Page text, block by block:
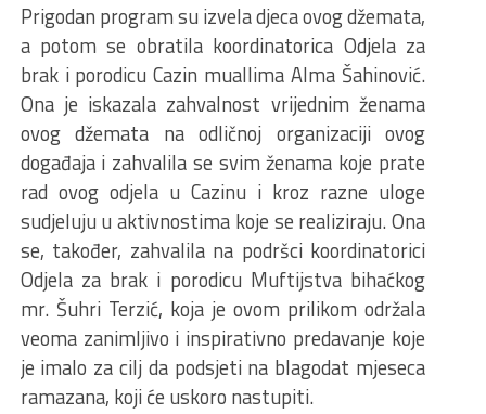
Prigodan program su izvela djeca ovog džemata,
a potom se obratila koordinatorica Odjela za
brak i porodicu Cazin muallima Alma Šahinović.
Ona je iskazala zahvalnost vrijednim ženama
ovog džemata na odličnoj organizaciji ovog
događaja i zahvalila se svim ženama koje prate
rad ovog odjela u Cazinu i kroz razne uloge
sudjeluju u aktivnostima koje se realiziraju. Ona
se, također, zahvalila na podršci koordinatorici
Odjela za brak i porodicu Muftijstva bihaćkog
mr. Šuhri Terzić, koja je ovom prilikom održala
veoma zanimljivo i inspirativno predavanje koje
je imalo za cilj da podsjeti na blagodat mjeseca
ramazana, koji će uskoro nastupiti.